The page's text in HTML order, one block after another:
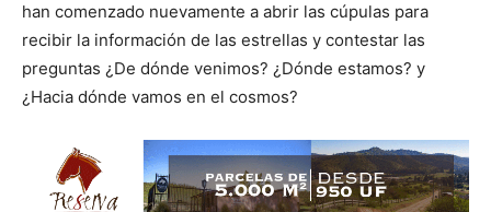
han comenzado nuevamente a abrir las cúpulas para
recibir la información de las estrellas y contestar las
preguntas ¿De dónde venimos? ¿Dónde estamos? y
¿Hacia dónde vamos en el cosmos?